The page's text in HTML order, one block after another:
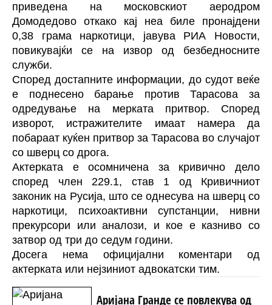
приведена на московскиот аеродром
Домодедово откако кај неа биле пронајдени
0,38 грама наркотици, јавува РИА Новости,
повикувајќи се на извор од безбедносните
служби.
Според достапните информации, до судот веќе
е поднесено барање против Тарасова за
одредување на мерката притвор. Според
изворот, истражителите имаат намера да
побараат куќен притвор за Тарасова во случајот
со шверц со дрога.
Актерката е осомничена за кривично дело
според член 229.1, став 1 од Кривичниот
законик на Русија, што се однесува на шверц со
наркотици, психоактивни супстанции, нивни
прекурсори или аналози, и кое е казниво со
затвор од три до седум години.
Досега нема официјални коментари од
актерката или нејзиниот адвокатски тим.
Аријана Гранде се повлекува од